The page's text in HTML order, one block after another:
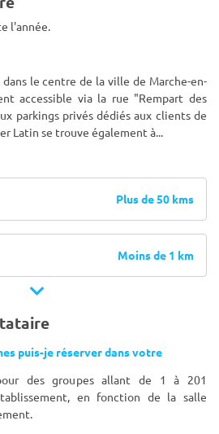
l'année.
le centre de la ville de Marche-en-
accessible via la rue "Rempart des
parkings privés dédiés aux clients de
Latin se trouve également à...
Plus de 50 kms
Moins de 1 km
puis-je réserver dans votre
des groupes allant de 1 à 201
en fonction de la salle